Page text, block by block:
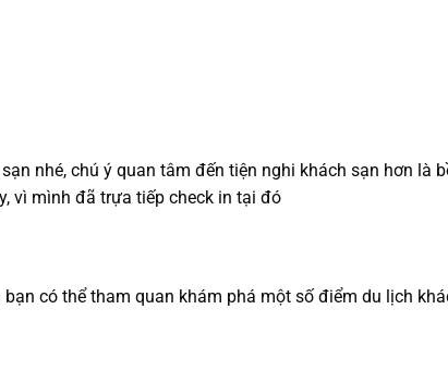
nhé, chú ý quan tâm đến tiện nghi khách sạn hơn là
vì mình đã trựa tiếp check in tại đó
có thể tham quan khám phá một số điểm du lịch